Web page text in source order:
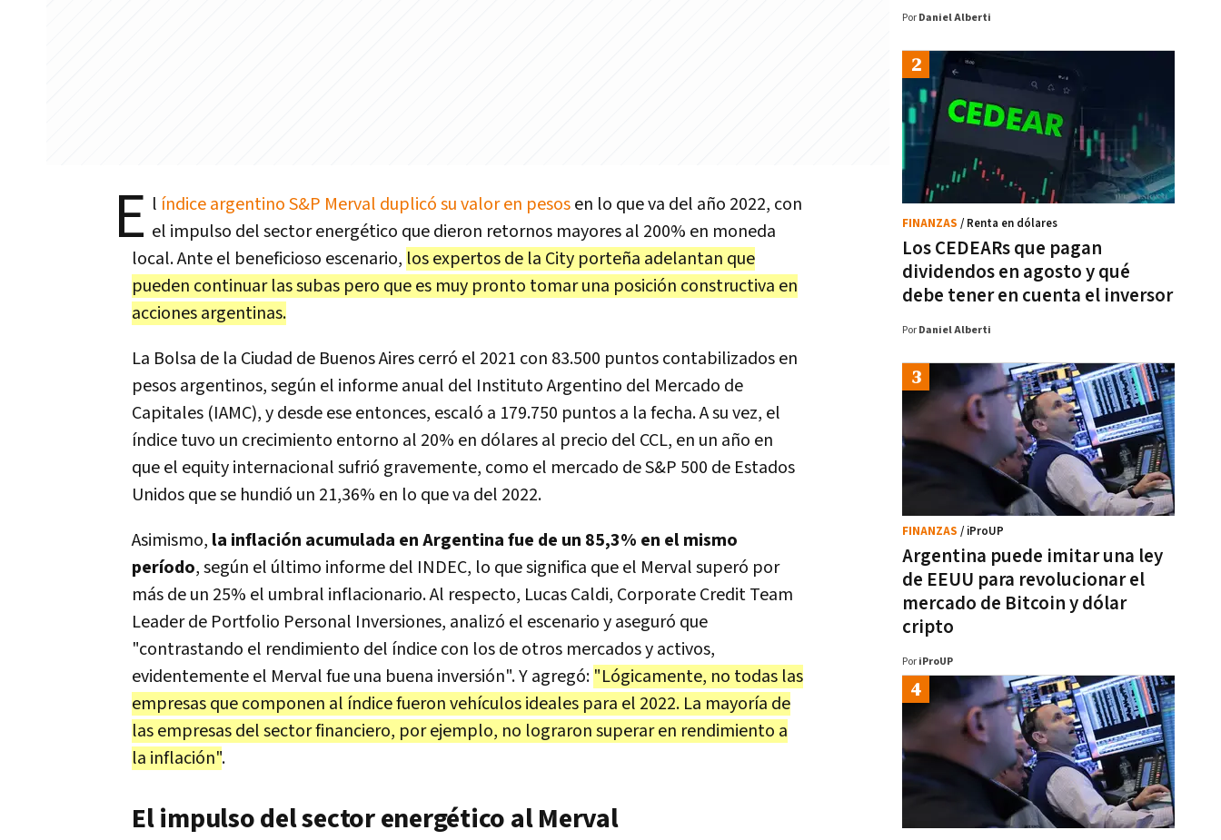
E l índice argentino S&P Merval duplicó su valor en pesosen lo que va del año 2022, con
el impulso del sector energético que dieron retornos mayores al 200% en moneda
local. Ante el beneficioso escenario, los expertos de la City porteña adelantan que
pueden continuar las subas pero que es muy pronto tomar una posición constructiva en
acciones argentinas.
La Bolsa de la Ciudad de Buenos Aires cerró el 2021 con 83.500 puntos contabilizados en
pesos argentinos, según el informe anual del Instituto Argentino del Mercado de
Capitales (IAMC), y desde ese entonces, escaló a 179.750 puntos a la fecha. A su vez, el
índice tuvo un crecimiento entorno al 20% en dólares al precio del CCL, en un año en
que el equity internacional sufrió gravemente, como el mercado de S&P 500 de Estados
Unidos que se hundió un 21,36% en lo que va del 2022.
Asimismo, la inflación acumulada en Argentina fue de un 85,3% en el mismo
período, según el último informe del INDEC, lo que significa que el Merval superó por
más de un 25% el umbral inflacionario. Al respecto, Lucas Caldi, Corporate Credit Team
Leader de Portfolio Personal Inversiones, analizó el escenario y aseguró que
"contrastando el rendimiento del índice con los de otros mercados y activos,
evidentemente el Merval fue una buena inversión". Y agregó: "Lógicamente, no todas las
empresas que componen al índice fueron vehículos ideales para el 2022. La mayoría de
las empresas del sector financiero, por ejemplo, no lograron superar en rendimiento a
la inflación".
El impulso del sector energético al Merval
Por Daniel Alberti
Los CEDEARs que pagan
dividendos en agosto y qué
debe tener en cuenta el inversor
FINANZAS / Renta en dólares
Por Daniel Alberti
Argentina puede imitar una ley
de EEUU para revolucionar el
mercado de Bitcoin y dólar
cripto
FINANZAS / iProUP
Por iProUP